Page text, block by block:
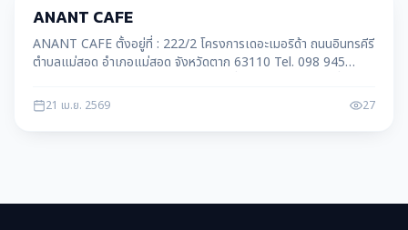
ท่องเที่ยว
ANANT CAFE
ANANT CAFE ตั้งอยู่ที่ : 222/2 โครงการเดอะเมอริด้า ถนนอินทรคีรี
ตำบลแม่สอด อำเภอแม่สอด จังหวัดตาก 63110 Tel. 098 945
กาแฟ21 เม.ย. 2569 27